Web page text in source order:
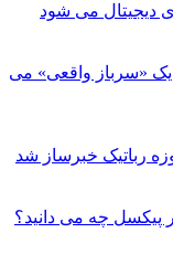
دیجیتال می شود
یک «سرباز واقعی» می‌
رباتیک خبرساز شد
پیکسل چه می دانید؟